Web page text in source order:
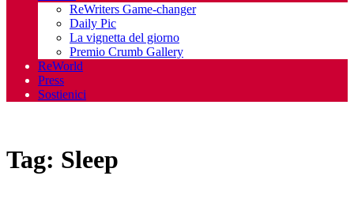
ReWriters Game-changer
Daily Pic
La vignetta del giorno
Premio Crumb Gallery
ReWorld
Press
Sostienici
Tag: Sleep